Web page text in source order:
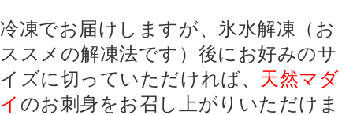
冷凍でお届けしますが、氷水解凍（お
ススメの解凍法です）後にお好みのサ
イズに切っていただければ、 天然マダ
イ のお刺身をお召し上がりいただけま